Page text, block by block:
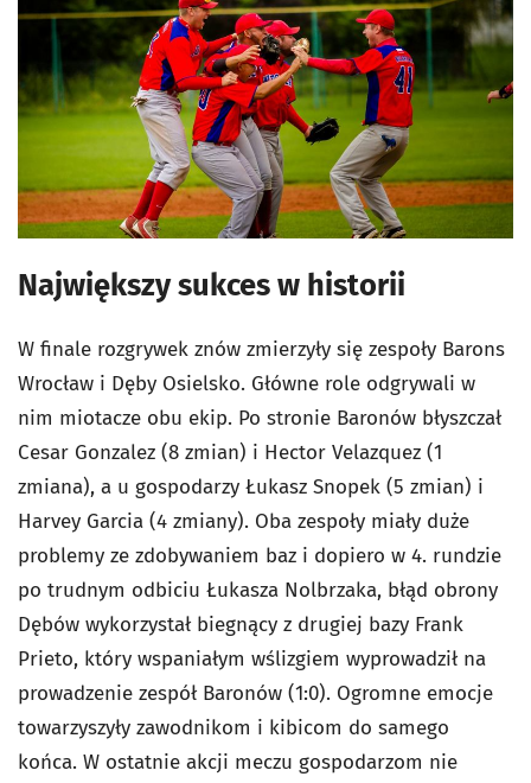
Największy sukces w historii
W finale rozgrywek znów zmierzyły się zespoły Barons
Wrocław i Dęby Osielsko. Główne role odgrywali w
nim miotacze obu ekip. Po stronie Baronów błyszczał
Cesar Gonzalez (8 zmian) i Hector Velazquez (1
zmiana), a u gospodarzy Łukasz Snopek (5 zmian) i
Harvey Garcia (4 zmiany). Oba zespoły miały duże
problemy ze zdobywaniem baz i dopiero w 4. rundzie
po trudnym odbiciu Łukasza Nolbrzaka, błąd obrony
Dębów wykorzystał biegnący z drugiej bazy Frank
Prieto, który wspaniałym wślizgiem wyprowadził na
prowadzenie zespół Baronów (1:0). Ogromne emocje
towarzyszyły zawodnikom i kibicom do samego
końca. W ostatnie akcji meczu gospodarzom nie